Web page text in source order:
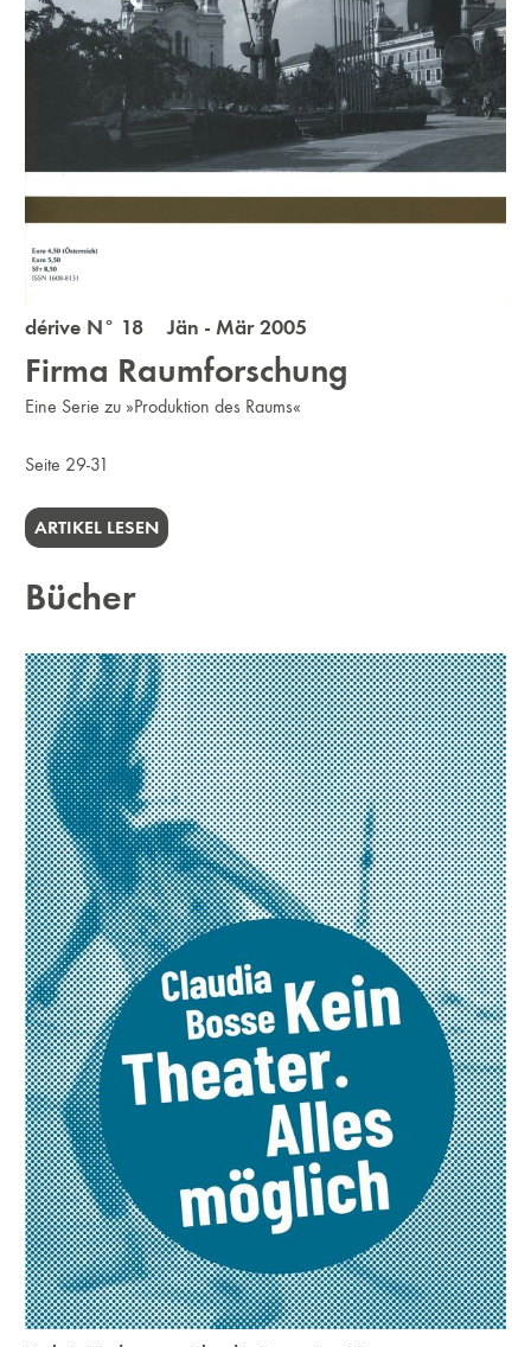
dérive N° 18 Jän - Mär 2005
Firma Raumforschung
Eine Serie zu »Produktion des Raums«
Seite 29-31
ARTIKEL LESEN
Bücher